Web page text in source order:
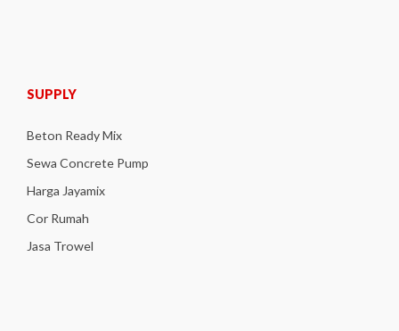
SUPPLY
Beton Ready Mix
Sewa Concrete Pump
Harga Jayamix
Cor Rumah
Jasa Trowel